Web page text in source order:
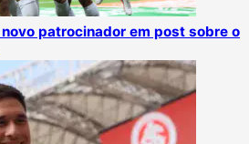
patrocinador em post sobre o